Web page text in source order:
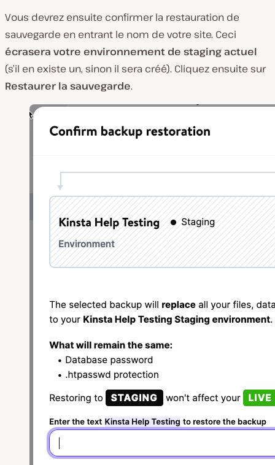
Vous devrez ensuite confirmer la restauration de
sauvegarde en entrant le nom de votre site. Ceci
écrasera votre environnement de staging actuel
(s’il en existe un, sinon il sera créé). Cliquez ensuite sur
Restaurer la sauvegarde.